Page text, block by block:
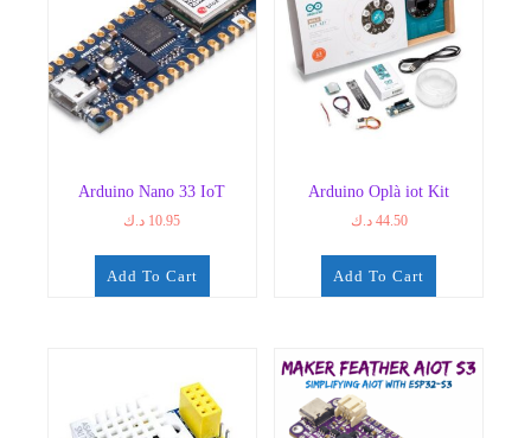
Arduino Nano 33 IoT
10.95 د.ك
Add To Cart
Arduino Oplà iot Kit
44.50 د.ك
Add To Cart